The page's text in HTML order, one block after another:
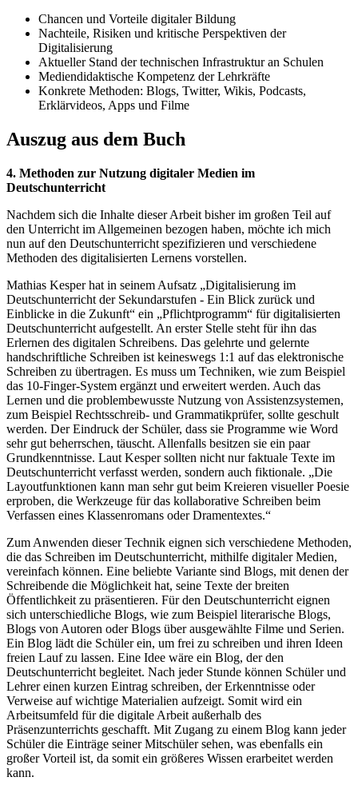
Chancen und Vorteile digitaler Bildung
Nachteile, Risiken und kritische Perspektiven der
Digitalisierung
Aktueller Stand der technischen Infrastruktur an Schulen
Mediendidaktische Kompetenz der Lehrkräfte
Konkrete Methoden: Blogs, Twitter, Wikis, Podcasts,
Erklärvideos, Apps und Filme
Auszug aus dem Buch
4. Methoden zur Nutzung digitaler Medien im
Deutschunterricht
Nachdem sich die Inhalte dieser Arbeit bisher im großen Teil auf
den Unterricht im Allgemeinen bezogen haben, möchte ich mich
nun auf den Deutschunterricht spezifizieren und verschiedene
Methoden des digitalisierten Lernens vorstellen.
Mathias Kesper hat in seinem Aufsatz „Digitalisierung im
Deutschunterricht der Sekundarstufen - Ein Blick zurück und
Einblicke in die Zukunft“ ein „Pflichtprogramm“ für digitalisierten
Deutschunterricht aufgestellt. An erster Stelle steht für ihn das
Erlernen des digitalen Schreibens. Das gelehrte und gelernte
handschriftliche Schreiben ist keineswegs 1:1 auf das elektronische
Schreiben zu übertragen. Es muss um Techniken, wie zum Beispiel
das 10-Finger-System ergänzt und erweitert werden. Auch das
Lernen und die problembewusste Nutzung von Assistenzsystemen,
zum Beispiel Rechtsschreib- und Grammatikprüfer, sollte geschult
werden. Der Eindruck der Schüler, dass sie Programme wie Word
sehr gut beherrschen, täuscht. Allenfalls besitzen sie ein paar
Grundkenntnisse. Laut Kesper sollten nicht nur faktuale Texte im
Deutschunterricht verfasst werden, sondern auch fiktionale. „Die
Layoutfunktionen kann man sehr gut beim Kreieren visueller Poesie
erproben, die Werkzeuge für das kollaborative Schreiben beim
Verfassen eines Klassenromans oder Dramentextes.“
Zum Anwenden dieser Technik eignen sich verschiedene Methoden,
die das Schreiben im Deutschunterricht, mithilfe digitaler Medien,
vereinfach können. Eine beliebte Variante sind Blogs, mit denen der
Schreibende die Möglichkeit hat, seine Texte der breiten
Öffentlichkeit zu präsentieren. Für den Deutschunterricht eignen
sich unterschiedliche Blogs, wie zum Beispiel literarische Blogs,
Blogs von Autoren oder Blogs über ausgewählte Filme und Serien.
Ein Blog lädt die Schüler ein, um frei zu schreiben und ihren Ideen
freien Lauf zu lassen. Eine Idee wäre ein Blog, der den
Deutschunterricht begleitet. Nach jeder Stunde können Schüler und
Lehrer einen kurzen Eintrag schreiben, der Erkenntnisse oder
Verweise auf wichtige Materialien aufzeigt. Somit wird ein
Arbeitsumfeld für die digitale Arbeit außerhalb des
Präsenzunterrichts geschafft. Mit Zugang zu einem Blog kann jeder
Schüler die Einträge seiner Mitschüler sehen, was ebenfalls ein
großer Vorteil ist, da somit ein größeres Wissen erarbeitet werden
kann.